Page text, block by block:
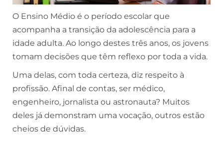
O Ensino Médio é o período escolar que
acompanha a transição da adolescência para a
idade adulta. Ao longo destes três anos, os jovens
tomam decisões que têm reflexo por toda a vida.
Uma delas, com toda certeza, diz respeito à
profissão. Afinal de contas, ser médico,
engenheiro, jornalista ou astronauta? Muitos
deles já demonstram uma vocação, outros estão
cheios de dúvidas.